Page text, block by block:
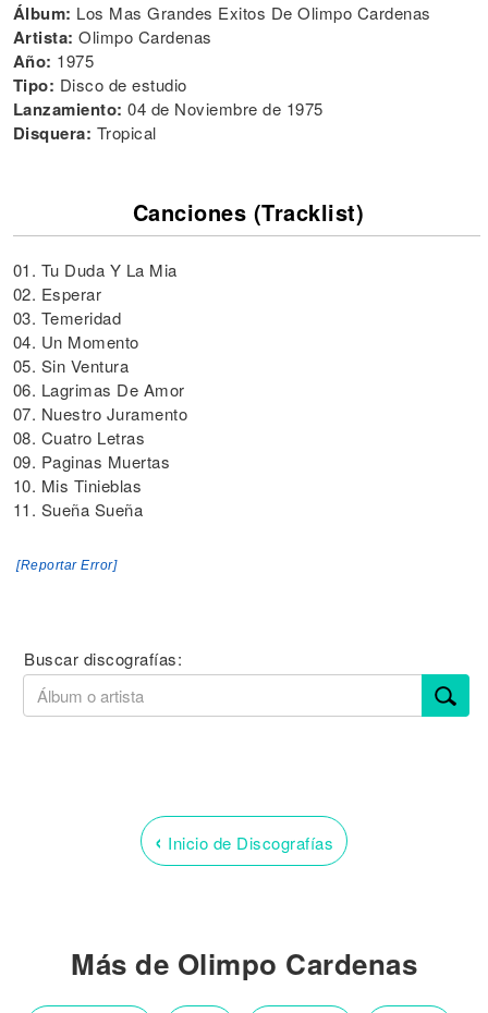
Álbum: Los Mas Grandes Exitos De Olimpo Cardenas
Artista: Olimpo Cardenas
Año: 1975
Tipo: Disco de estudio
Lanzamiento: 04 de Noviembre de 1975
Disquera: Tropical
Canciones (Tracklist)
01. Tu Duda Y La Mia
02. Esperar
03. Temeridad
04. Un Momento
05. Sin Ventura
06. Lagrimas De Amor
07. Nuestro Juramento
08. Cuatro Letras
09. Paginas Muertas
10. Mis Tinieblas
11. Sueña Sueña
[Reportar Error]
Buscar discografías:
‹ Inicio de Discografías
Más de Olimpo Cardenas